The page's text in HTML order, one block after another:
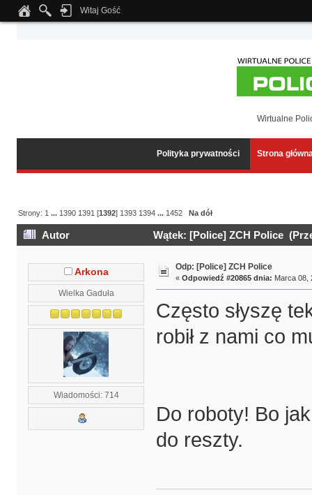
Notice: Undefined index: tapatalk_body_hook in
Witaj Gość
Wirtualne
Polityka prywatności Strona
Strony: 1 ... 1390 1391 [1392] 1393 1394 ... 1452 Na dół
Autor Wątek: [Police] ZCH Police
Arkona
Wielka Gaduła
Wiadomości: 714
Odp: [Police] ZCH Police
« Odpowiedź #20865 dnia: Marca 08,
Często słyszę
robił z nami co
Do roboty! Bo
do reszty.